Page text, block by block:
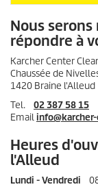
Nous
répondre à
Karcher Center
Chaussée de
1420 Braine l'Alleud
Tel. 02 387 58 15
Email
Heures
l'Alleud
Lundi - Vendredi